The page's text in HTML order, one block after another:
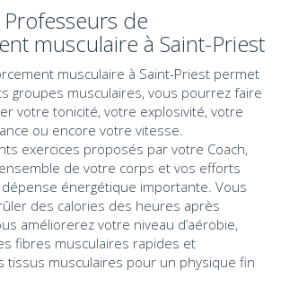
de
musculaire à Saint-Priest
musculaire à Saint-Priest permet
groupes musculaires, vous pourrez faire
votre tonicité, votre explosivité, votre
ou encore votre vitesse.
exercices proposés par votre Coach,
de votre corps et vos efforts
énergétique importante. Vous
des calories des heures après
améliorerez votre niveau d’aérobie,
fibres musculaires rapides et
tissus musculaires pour un physique fin